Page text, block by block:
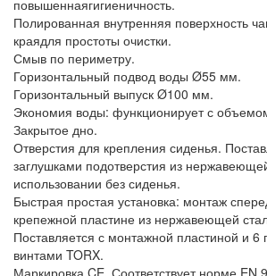
повышеннаягигиеничность.
Полированная внутренняя поверхность
краядля простоты очистки.
Смыв по периметру.
Горизонтальный подвод воды Ø55 мм.
Горизонтальный выпуск Ø100 мм.
Экономия воды: функционирует с
Закрытое дно.
Отверстия для крепления сиденья.
заглушками подотверстия из
использовании без сиденья.
Быстрая простая установка: монтаж
крепежной пластине из нержавеющей
Поставляется с монтажной пластиной и
винтами TORX.